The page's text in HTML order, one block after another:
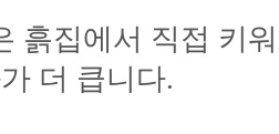
흙집에서 직접 키
더 큽니다.